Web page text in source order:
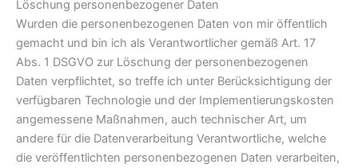
Löschung personenbezogener Daten
Wurden die personenbezogenen Daten von mir öffentlich
gemacht und bin ich als Verantwortlicher gemäß Art. 17
Abs. 1 DSGVO zur Löschung der personenbezogenen
Daten verpflichtet, so treffe ich unter Berücksichtigung der
verfügbaren Technologie und der Implementierungskosten
angemessene Maßnahmen, auch technischer Art, um
andere für die Datenverarbeitung Verantwortliche, welche
die veröffentlichten personenbezogenen Daten verarbeiten,